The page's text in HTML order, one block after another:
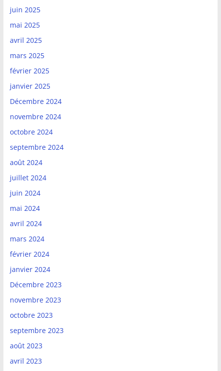
juin 2025
mai 2025
avril 2025
mars 2025
février 2025
janvier 2025
Décembre 2024
novembre 2024
octobre 2024
septembre 2024
août 2024
juillet 2024
juin 2024
mai 2024
avril 2024
mars 2024
février 2024
janvier 2024
Décembre 2023
novembre 2023
octobre 2023
septembre 2023
août 2023
avril 2023